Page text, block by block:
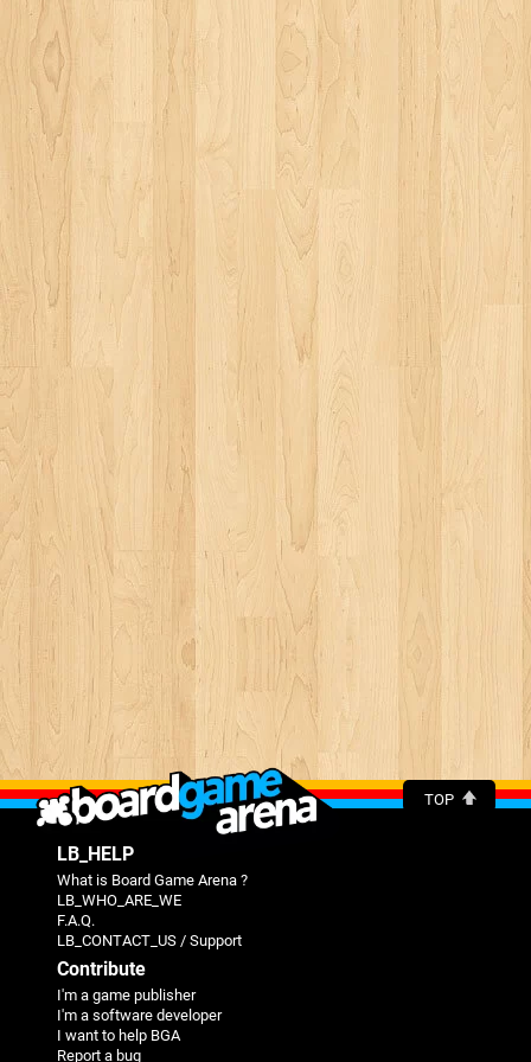
TOP
LB_HELP
What is Board Game Arena ?
LB_WHO_ARE_WE
F.A.Q.
LB_CONTACT_US / Support
Contribute
I'm a game publisher
I'm a software developer
I want to help BGA
Report a bug